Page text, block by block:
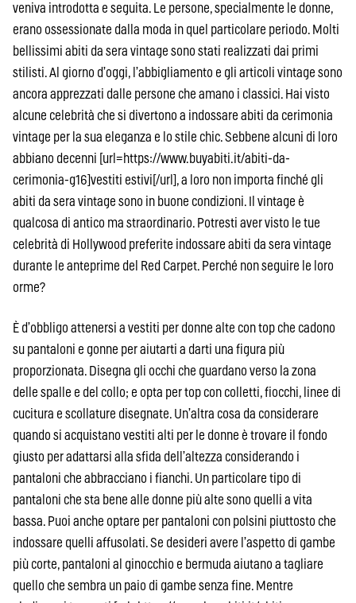
veniva introdotta e seguita. Le persone, specialmente le donne,
erano ossessionate dalla moda in quel particolare periodo. Molti
bellissimi abiti da sera vintage sono stati realizzati dai primi
stilisti. Al giorno d’oggi, l’abbigliamento e gli articoli vintage sono
ancora apprezzati dalle persone che amano i classici. Hai visto
alcune celebrità che si divertono a indossare abiti da cerimonia
vintage per la sua eleganza e lo stile chic. Sebbene alcuni di loro
abbiano decenni [url=https://www.buyabiti.it/abiti-da-
cerimonia-g16]vestiti estivi[/url], a loro non importa finché gli
abiti da sera vintage sono in buone condizioni. Il vintage è
qualcosa di antico ma straordinario. Potresti aver visto le tue
celebrità di Hollywood preferite indossare abiti da sera vintage
durante le anteprime del Red Carpet. Perché non seguire le loro
orme?
È d’obbligo attenersi a vestiti per donne alte con top che cadono
su pantaloni e gonne per aiutarti a darti una figura più
proporzionata. Disegna gli occhi che guardano verso la zona
delle spalle e del collo; e opta per top con colletti, fiocchi, linee di
cucitura e scollature disegnate. Un’altra cosa da considerare
quando si acquistano vestiti alti per le donne è trovare il fondo
giusto per adattarsi alla sfida dell’altezza considerando i
pantaloni che abbracciano i fianchi. Un particolare tipo di
pantaloni che sta bene alle donne più alte sono quelli a vita
bassa. Puoi anche optare per pantaloni con polsini piuttosto che
indossare quelli affusolati. Se desideri avere l’aspetto di gambe
più corte, pantaloni al ginocchio e bermuda aiutano a tagliare
quello che sembra un paio di gambe senza fine. Mentre